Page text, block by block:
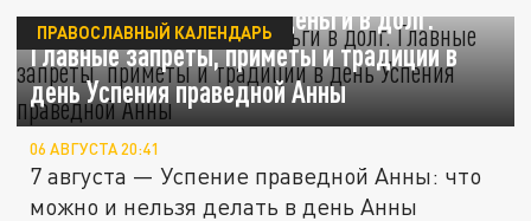
7 августа нельзя брать деньги в долг.
Главные запреты, приметы и традиции в
день Успения праведной Анны
ПРАВОСЛАВНЫЙ КАЛЕНДАРЬ
06 АВГУСТА 20:41
7 августа — Успение праведной Анны: что
можно и нельзя делать в день Анны